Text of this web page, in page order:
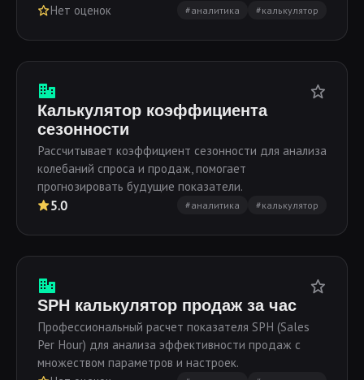
Нет оценок
#аналитика #калькулятор
Калькулятор коэффициента
сезонности
Рассчитывает коэффициент сезонности для анализа
колебаний спроса и продаж, помогает
прогнозировать будущие показатели.
5.0 #аналитика #калькулятор
SPH калькулятор продаж за час
Профессиональный расчет показателя SPH (Sales
Per Hour) для анализа эффективности продаж с
множеством параметров и настроек.